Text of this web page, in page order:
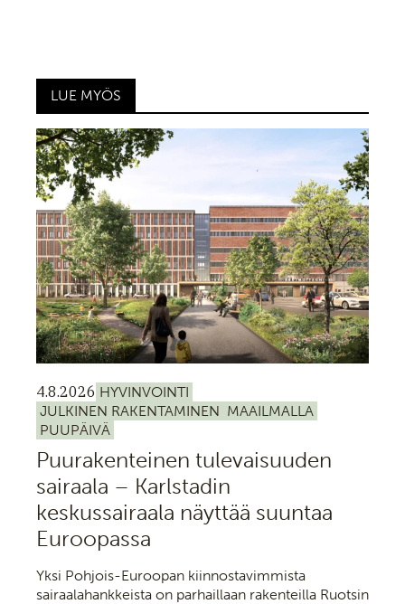
LUE MYÖS
4.8.2026 HYVINVOINTI
JULKINEN RAKENTAMINEN MAAILMALLA
PUUPÄIVÄ
Puurakenteinen tulevaisuuden
sairaala – Karlstadin
keskussairaala näyttää suuntaa
Euroopassa
Yksi Pohjois-Euroopan kiinnostavimmista
sairaalahankkeista on parhaillaan rakenteilla Ruotsin